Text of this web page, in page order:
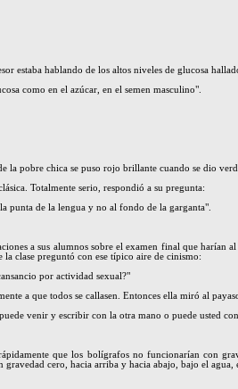
estaba hablando de los altos niveles de glucosa
como en el azúcar, en el semen masculino".
la pobre chica se puso rojo brillante cuando se dio
Totalmente serio, respondió a su pregunta:
punta de la lengua y no al fondo de la garganta".
a sus alumnos sobre el examen final que
clase preguntó con ese típico aire de cinismo:
por actividad sexual?"
a que todos se callasen. Entonces ella miró al
venir y escribir con la otra mano o puede usted
que los bolígrafos no funcionarían con
cero, hacia arriba y hacia abajo, bajo el